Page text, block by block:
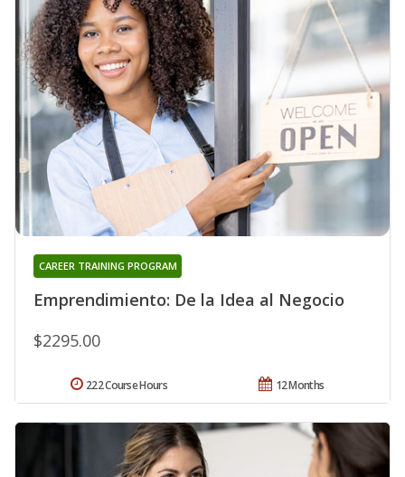
Emprendimiento: De la Idea al Negocio
CAREER TRAINING PROGRAM
$2295.00
12 Months
222 Course Hours